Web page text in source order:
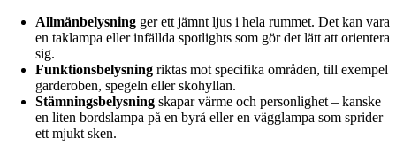
Allmänbelysning ger ett jämnt ljus i hela rummet. Det kan vara
en taklampa eller infällda spotlights som gör det lätt att orientera
sig.
Funktionsbelysning riktas mot specifika områden, till exempel
garderoben, spegeln eller skohyllan.
Stämningsbelysning skapar värme och personlighet – kanske
en liten bordslampa på en byrå eller en vägglampa som sprider
ett mjukt sken.